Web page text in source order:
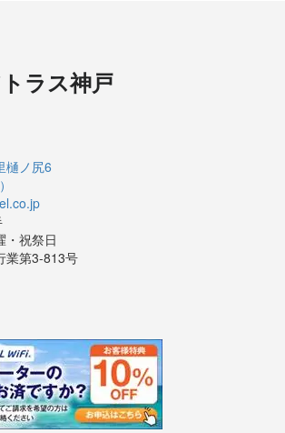
ラス神戸
樋ノ尻6
・祝祭日
業第3-813号